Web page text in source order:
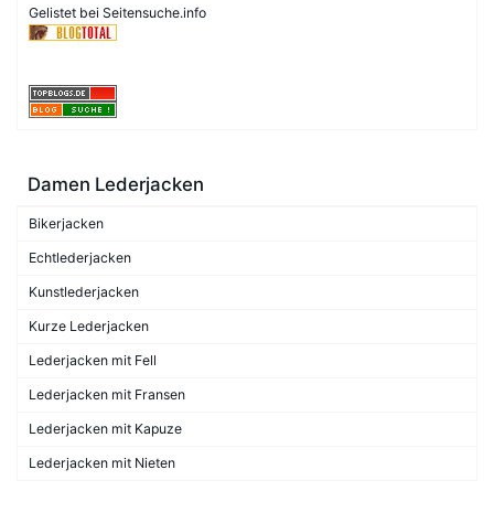
Gelistet bei Seitensuche.info
Damen Lederjacken
Bikerjacken
Echtlederjacken
Kunstlederjacken
Kurze Lederjacken
Lederjacken mit Fell
Lederjacken mit Fransen
Lederjacken mit Kapuze
Lederjacken mit Nieten